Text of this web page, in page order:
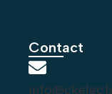
Contact
info@ckelec.b